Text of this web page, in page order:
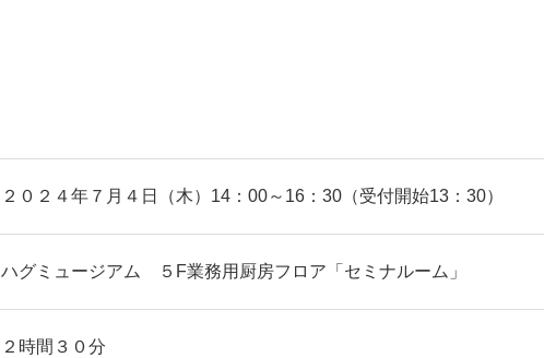
２０２４年７月４日（木）14：00～16：30（受付開始13：30）
ハグミュージアム ５F業務用厨房フロア「セミナルーム」
２時間３０分